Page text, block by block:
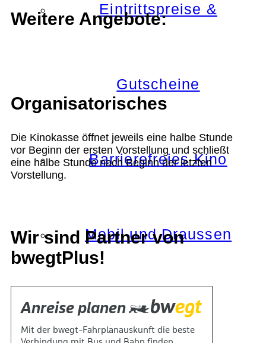
Eintrittspreise &
Gutscheine
Barrierefreies Kino
Mobil und Draussen
KOKI+
Weitere Angebote:
Organisatorisches
Die Kinokasse öffnet jeweils eine halbe Stunde
vor Beginn der ersten Vorstellung und schließt
eine halbe Stunde nach Beginn der letzten
Vorstellung.
Wir sind Partner von
bwegtPlus!